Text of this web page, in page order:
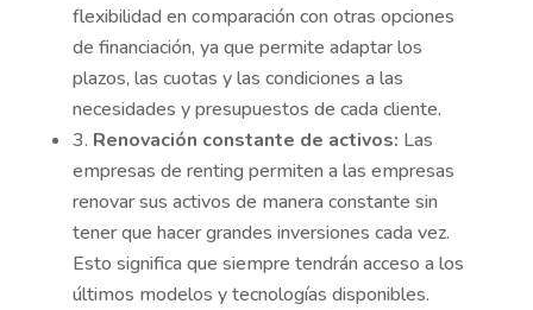
flexibilidad en comparación con otras opciones
de financiación, ya que permite adaptar los
plazos, las cuotas y las condiciones a las
necesidades y presupuestos de cada cliente.
3. Renovación constante de activos: Las
empresas de renting permiten a las empresas
renovar sus activos de manera constante sin
tener que hacer grandes inversiones cada vez.
Esto significa que siempre tendrán acceso a los
últimos modelos y tecnologías disponibles.